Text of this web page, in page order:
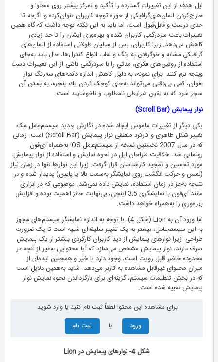
اپل هدف از این تغییرات گسترده را تأکید و تمرکز بیشتر روی محتوا و
خارج‌کردن المان‌های‌گرافیکی از حوزه توجه کاربران عنوان‌کرده و اگرچه تا
حدی درست و قابل‌قبول است، اما باید به‌ این نکته توجه داشت که گاه همین
تغییرات باعث سردرگمی کاربران شده و بهره‌وری ایشان را تا حد زیادی
کاهش می‌دهد. زيرا كاربران، پس از سالیان طولانی استفاده از المان‌های
گرافیکی مشابه و خو‌گرفتن به رنگ و لعاب انواع کنترل‌ها، حال باید به‌جای
استفاده از روتین‌های فکری، مدتي را با سردرگمی ناشی از این تغییرات دست
و‌پنجه نرم کنند. براي نمونه، به دليل کاهش اندازه دکمه‌های سه‌رنگ نوار
عنوان، کمی بی‌دقتی می‌تواند به‌جای کوچک کردن يك پنجره، به بستن آن
منجر شود که به يقين شرایطی نامطلوب و ناخوشایند است.
نوار پیمایش (Scroll Bar)
یکی دیگر از تغییرات ملموس ایجاد شده در نگارش جدید سیستم‌عامل مک،
تغییر شکل ظاهری و کارکرد منطقی نوار پیمایش (Scroll Bar) است. زمانی
که در سال 2007 نخستين نسخه از سیستم‌عامل iOS به‌همراه آی‌فون
رونمایی شد، خلاقیت طراحان اپل در نحوه نمایش و استفاده از نوار پیمایش،
مورد تحسین و تمجید کارشناسان قرار گرفت. زيرا این نوارها تنها در زمان نیاز
(لمس و حرکت انگشت روی نمایشگر به‌سمت بالا یا پایین) پدیدار شده و در
نتیجه به‌جز در زمان استفاده، نمایش داده نمی‌شد. موضوعی که در ابزاری
مانند آی‌فون با نمایشگری 3,5 اینچی، بی‌نهایت حائز اهمیت بوده و افزایش
بهره‌وري را به‌همراه خواهد داشت.
اما ورود آن به Lion (شكل 4)، با توجه به اندازه نمایشگر سیستم‌های مجهز
به این سیستم‌عامل، بیشتر به یک تغییر سلیقه‌ای شبيه است تا یک ضرورت
طراحی. زیرا نوارهای پیمایش از دید کاربران کارکردی بیشتر از یک پیمایش
صرف دارند،‌ نوار پیمایش مشخص می‌سازد که آیا محتوایی به‌غیر از آنچه در
محدوده حاضر قابل رویت است، وجود دارد يا خير و همچنين ایده‌ای از
میزان محتوای غیرقابل مشاهده به کاربر می‌دهد. شاید به‌همین دلایل است
که در بخش تنظیمات سیستم، گزینه‌ای برای بازگرداندن نحوه نمایش نوار
پیمایش تعبیه شده است.
برای مشاهده این محتوا لطفاً ثبت نام کنید یا وارد شوید.
ورود
ثبت نام
شكل 4- نوارهای پیمایش در Lion